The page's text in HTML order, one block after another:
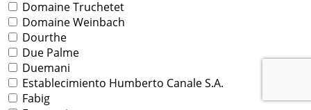
Domaine Truchetet
Domaine Weinbach
Dourthe
Due Palme
Duemani
Establecimiento Humberto Canale S.A.
Fabig